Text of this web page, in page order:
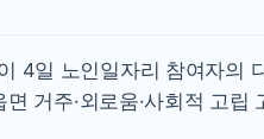
4일 노인일자리 참여자의
면 거주·외로움·사회적 고